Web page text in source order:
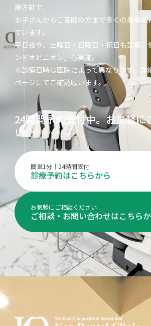
療方針で、
お子さんからご高齢の方まで多くの患者
ています。
平日夜や、土曜日・日曜日・祝日も診療。
ンドオピニオン」も実施。
※診療日時は医院によって異なります。詳
ページにてご確認願います。
24時間予約受付中。お気軽に
い。
簡単1分｜24時間受付
診療予約はこちらから
お気軽にご相談ください
ご相談・お問い合わせはこちら